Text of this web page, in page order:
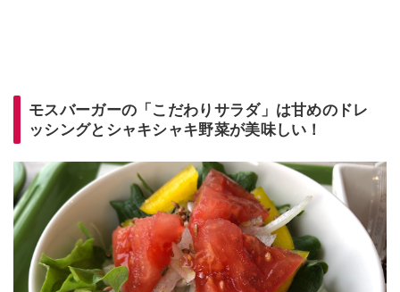
モスバーガーの「こだわりサラダ」は甘めのドレ
ッシングとシャキシャキ野菜が美味しい！